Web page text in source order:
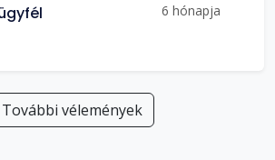
6 hónapja
További vélemények